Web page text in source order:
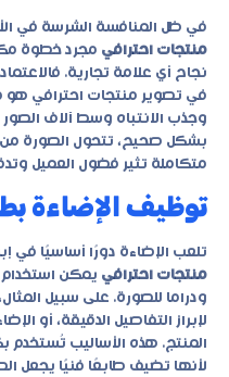
في ظل المنافسة الشرسة في
منتجات احترافي مجرد خطوة
نجاح أي علامة تجارية.
في تصوير منتجات احترافي هو
وجذب الانتباه وسط آلاف الصور
بشكل صحيح، تتحول الصورة من
متكاملة تثير فضول العميل
توظيف الإضاءة
تلعب الإضاءة دورًا أساسيًا في
منتجات احترافي يمكن
ودراما للصورة. على سبيل
لإبراز التفاصيل الدقيقة، أو
المنتج. هذه الأساليب تُستخدم
لأنها تضيف طابعًا فنيًا يجعل